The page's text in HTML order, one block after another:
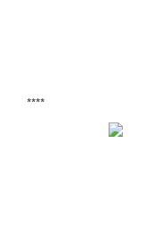
****